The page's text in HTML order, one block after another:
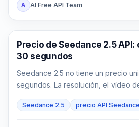
A AI Free API Team
Generación de vídeo con IA
Precio de Seedance 2.5
30 segundos
Seedance 2.5 no tiene un precio
segundos. La resolución, el vídeo
Seedance 2.5 precio API Seedance